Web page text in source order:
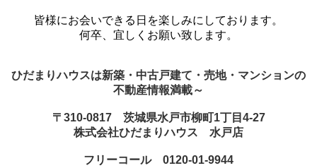
皆様にお会いできる日を楽しみにしております。
何卒、宜しくお願い致します。
ひだまりハウスは新築・中古戸建て・売地・マンションの
不動産情報満載～
〒310-0817 茨城県水戸市柳町1丁目4-27
株式会社ひだまりハウス 水戸店
フリーコール 0120-01-9944